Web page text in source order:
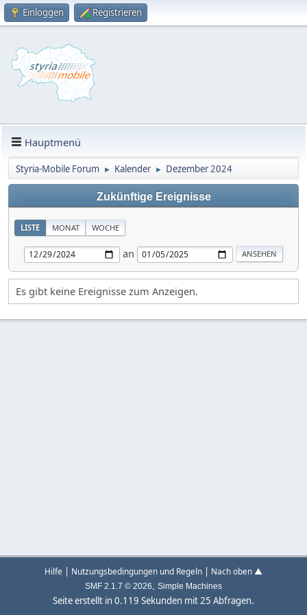
Einloggen Registrieren
Hauptmenü
Styria-Mobile Forum ► Kalender ► Dezember 2024
Zukünftige Ereignisse
LISTE MONAT WOCHE
an
Es gibt keine Ereignisse zum Anzeigen.
Hilfe | Nutzungsbedingungen und Regeln | Nach oben ▲
SMF 2.1.7 © 2026, Simple Machines
Seite erstellt in 0.119 Sekunden mit 25 Abfragen.